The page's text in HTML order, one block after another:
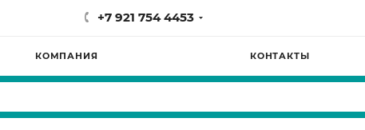
+7 921 754 4453
КОМПАНИЯ КОНТАКТЫ